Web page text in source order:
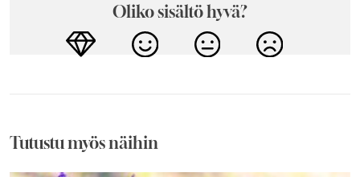
Oliko sisältö hyvä?
Tutustu myös näihin